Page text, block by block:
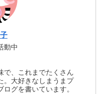
動中
で、これまでたくさん
。大好きなしまうまプ
グを書いています。